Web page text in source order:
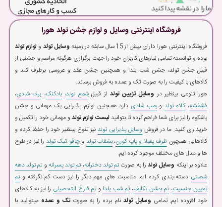
فروشگاه اینترنتی وسایل و لوازم جشن تولد هورا
فروشگاه اینترنتی هورا دارای بیش از 15 سال سابقه در زمینه وسایل تولد و لوازم تولد
بوده و توانسته تمامی نیازهای کاربران خود را جهت برگزاری هرگونه مراسم و جشنی از
قبیل جشن تولد، جشن شب یلدا و همچنین جشن عقد و عروسی برطرف کند و
کالاهای با کیفیت را به صورت تک و عمده به فروش برساند.
هورا تنوعی بینظیر در وسایل تزیین تولداز قبیلشمع تولد،بادکنک، برف شادی،
فشفشه،کلاه تولد وبمب شادی دارد همچنین لوازم پذیرایی یک مهمانی و جشن
باشکوه را نیز برای شما فراهم کرده تا بتوانیدلیست لوازم تولد و مهمانی خود را تکمیل و
خریداری کنید. ما در فروش وسایل پذیرایی تولد نیز تنوع بینظیر خود را حفظ کرده و
کالاهایی همچون ظرف پفیلا و پاپ کورن،بشقاب تولد وچاقو کیک تولد را نیز در طرح
ها و مدل های مختلف موجود کرده ایم.
علاوه بر اینکه وسایل تولدرا به صورتتم تولد دخترانه،تم تولد پسرانه وتم تولد دهه
شصتی دسته بندی کرده ایم، مناسبت های مهم دیگر را نیز دست کم نگرفته وتم
تعیین جنسیت،تم جشن تکلیف،تم شب یلدا وتم فارغ التحصیلی را نیز به کالاهای
خود افزوده ایم. تمامی وسایل تولد نام برده را به صورت تک و عمده میتوانید با